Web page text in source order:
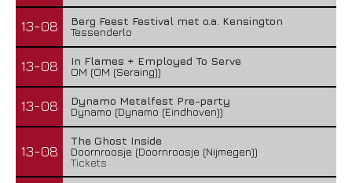
13-08
Berg Feest Festival met o.a. Kensington
Tessenderlo
13-08
In Flames + Employed To Serve
OM (OM (Seraing))
13-08
Dynamo Metalfest Pre-party
Dynamo (Dynamo (Eindhoven))
13-08
The Ghost Inside
Doornroosje (Doornroosje (Nijmegen))
Tickets